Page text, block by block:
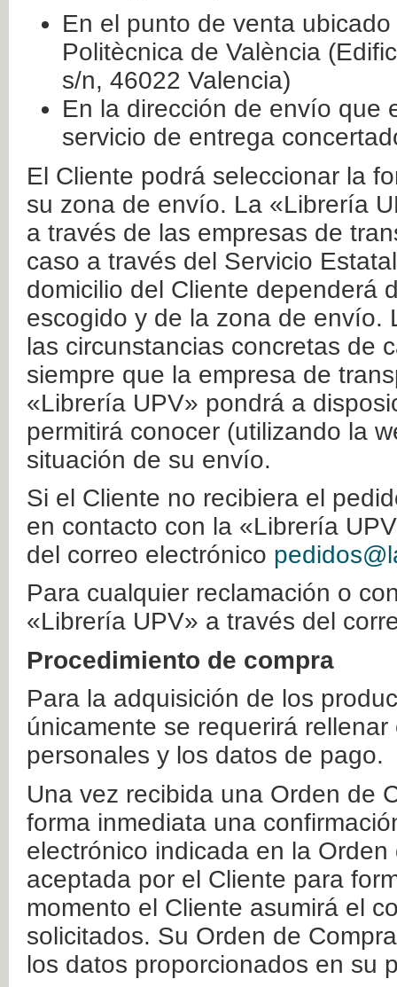
En el punto de venta
Politècnica de València
s/n, 46022 Valencia)
En la dirección de envío que
servicio de entrega
El Cliente podrá seleccionar la
su zona de envío. La «Librería
a través de las empresas de
caso a través del Servicio
domicilio del Cliente dependerá
escogido y de la zona de envío.
las circunstancias concretas de
siempre que la empresa de
«Librería UPV» pondrá a
permitirá conocer (utilizando la
situación de su envío.
Si el Cliente no recibiera el
en contacto con la «Librería
del correo electrónico
Para cualquier reclamación o
«Librería UPV» a través del
Procedimiento de compra
Para la adquisición de los
únicamente se requerirá
personales y los datos de pago.
Una vez recibida una Orden de
forma inmediata una
electrónico indicada en la
aceptada por el Cliente para
momento el Cliente asumirá el
solicitados. Su Orden de
los datos proporcionados en su